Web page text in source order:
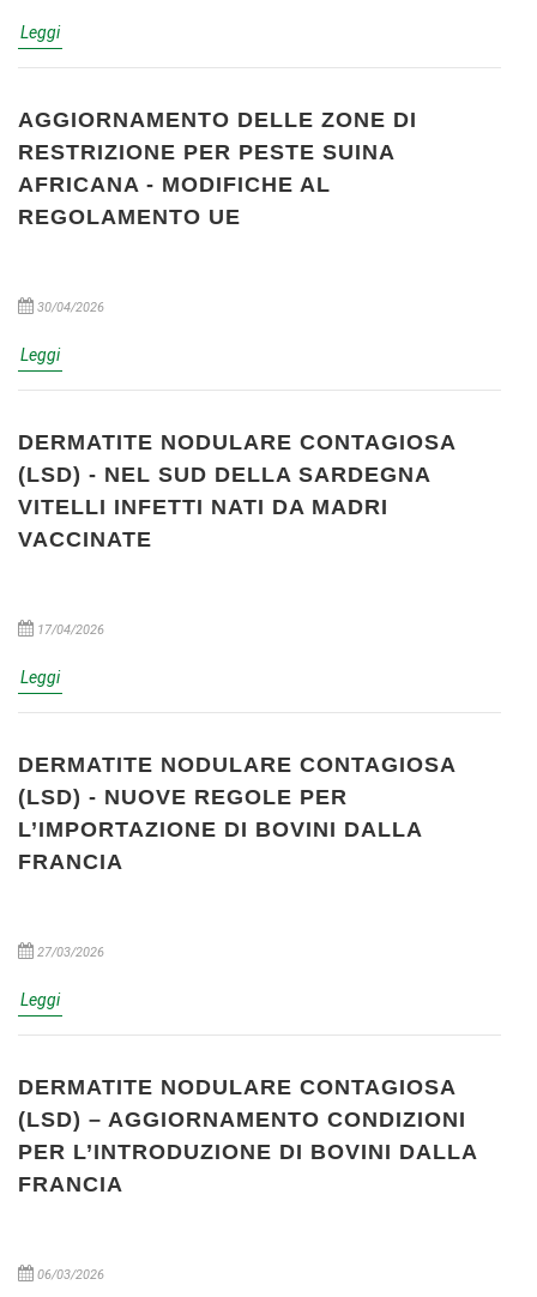
Leggi
AGGIORNAMENTO DELLE ZONE DI
RESTRIZIONE PER PESTE SUINA
AFRICANA - MODIFICHE AL
REGOLAMENTO UE
30/04/2026
Leggi
DERMATITE NODULARE CONTAGIOSA
(LSD) - NEL SUD DELLA SARDEGNA
VITELLI INFETTI NATI DA MADRI
VACCINATE
17/04/2026
Leggi
DERMATITE NODULARE CONTAGIOSA
(LSD) - NUOVE REGOLE PER
L’IMPORTAZIONE DI BOVINI DALLA
FRANCIA
27/03/2026
Leggi
DERMATITE NODULARE CONTAGIOSA
(LSD) – AGGIORNAMENTO CONDIZIONI
PER L’INTRODUZIONE DI BOVINI DALLA
FRANCIA
06/03/2026